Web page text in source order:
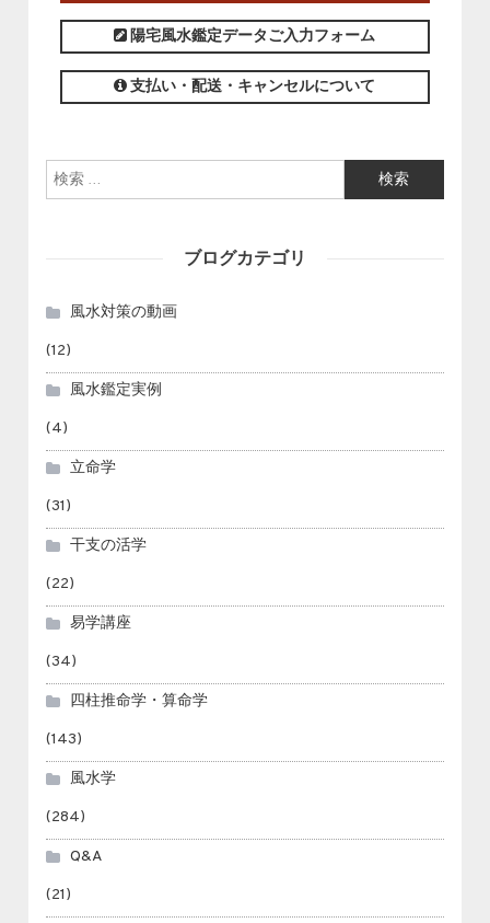
陽宅風水鑑定データご入力フォーム
支払い・配送・キャンセルについて
検索:
ブログカテゴリ
風水対策の動画
(12)
風水鑑定実例
(4)
立命学
(31)
干支の活学
(22)
易学講座
(34)
四柱推命学・算命学
(143)
風水学
(284)
Q&A
(21)